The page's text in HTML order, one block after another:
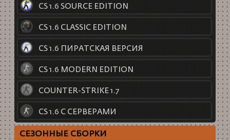
CS 1.6 SOURCE EDITION
CS 1.6 CLASSIC EDITION
CS 1.6 ПИРАТСКАЯ ВЕРСИЯ
CS 1.6 MODERN EDITION
COUNTER-STRIKE 1.7
CS 1.6 С СЕРВЕРАМИ
СЕЗОННЫЕ СБОРКИ